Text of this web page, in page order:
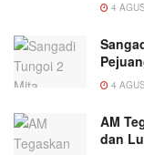
4
4
AM
dan